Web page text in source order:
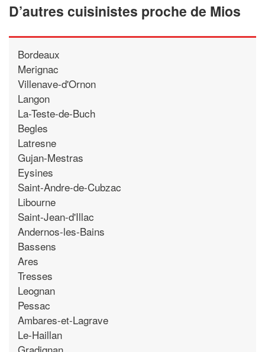
D’autres cuisinistes proche de Mios
Bordeaux
Merignac
Villenave-d'Ornon
Langon
La-Teste-de-Buch
Begles
Latresne
Gujan-Mestras
Eysines
Saint-Andre-de-Cubzac
Libourne
Saint-Jean-d'Illac
Andernos-les-Bains
Bassens
Ares
Tresses
Leognan
Pessac
Ambares-et-Lagrave
Le-Haillan
Gradignan